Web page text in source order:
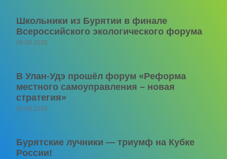
Школьники из Бурятии в финале
Всероссийского экологического форума
06.08.2026
В Улан-Удэ прошёл форум «Реформа
местного самоуправления – новая
стратегия»
05.08.2026
Бурятские лучники — триумф на Кубке
России!